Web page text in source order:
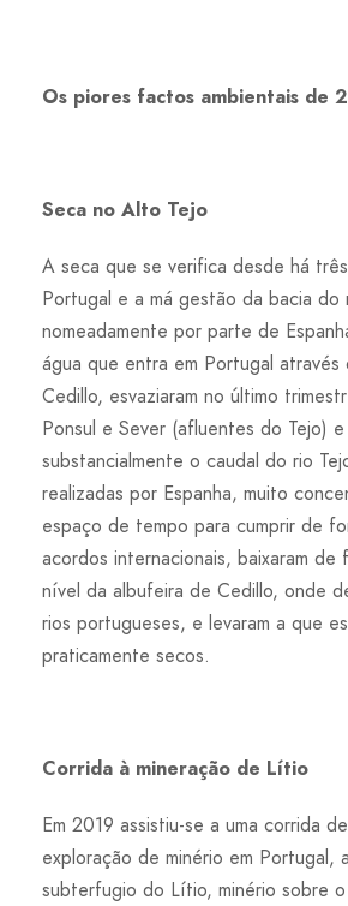
Os piores factos ambientais de
Seca no Alto Tejo
A seca que se verifica desde há
Portugal e a má gestão da bacia do
nomeadamente por parte de
água que entra em Portugal através
Cedillo, esvaziaram no último
Ponsul e Sever (afluentes do Tejo) e
substancialmente o caudal do rio
realizadas por Espanha, muito
espaço de tempo para cumprir de
acordos internacionais, baixaram de
nível da albufeira de Cedillo, onde
rios portugueses, e levaram a que
praticamente secos.
Corrida à mineração de Lítio
Em 2019 assistiu-se a uma corrida
exploração de minério em Portugal,
subterfugio do Lítio, minério sobre